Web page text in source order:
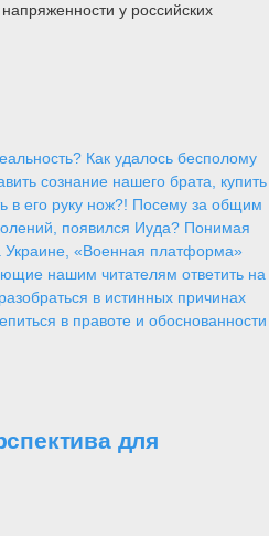
у российских
Как удалось бесполому
сознание нашего брата, купить
в его руку нож?! Посему за общим
появился Иуда? Понимая
Украине, «Военная платформа»
нашим читателям ответить на
в истинных причинах
в правоте и обоснованности
для